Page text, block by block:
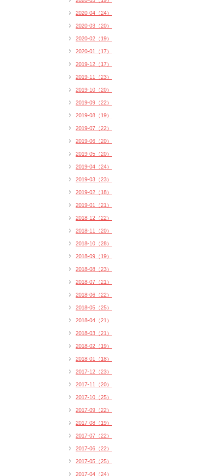
2020-04（24）
2020-03（20）
2020-02（19）
2020-01（17）
2019-12（17）
2019-11（23）
2019-10（20）
2019-09（22）
2019-08（19）
2019-07（22）
2019-06（20）
2019-05（20）
2019-04（24）
2019-03（23）
2019-02（18）
2019-01（21）
2018-12（22）
2018-11（20）
2018-10（28）
2018-09（19）
2018-08（23）
2018-07（21）
2018-06（22）
2018-05（25）
2018-04（21）
2018-03（21）
2018-02（19）
2018-01（18）
2017-12（23）
2017-11（20）
2017-10（25）
2017-09（22）
2017-08（19）
2017-07（22）
2017-06（22）
2017-05（25）
2017-04（24）